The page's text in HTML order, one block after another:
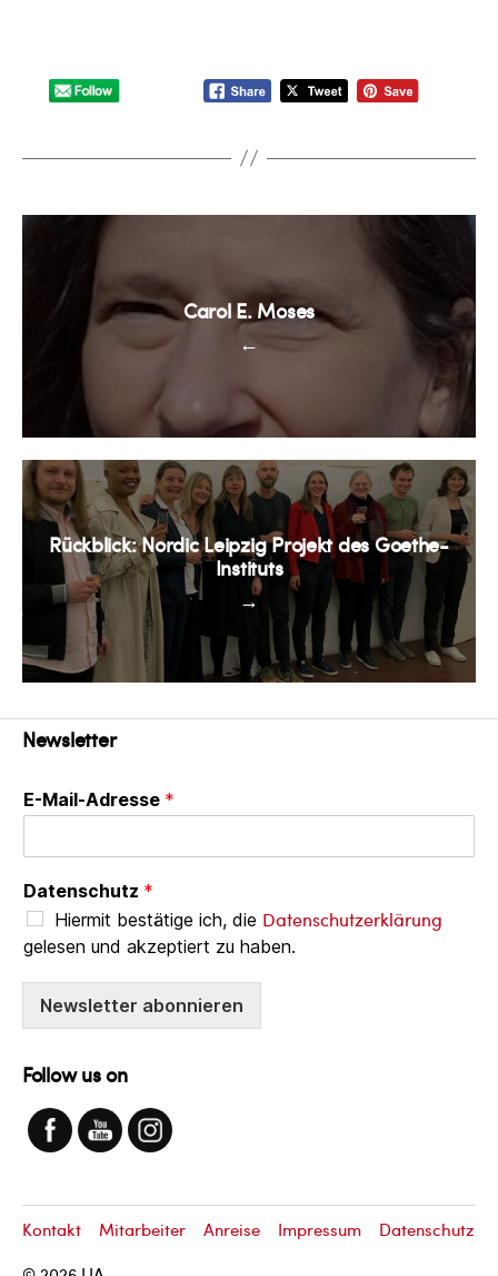
←
Carol E. Moses
→
Rückblick: Nordic Leipzig Projekt des Goethe-
Instituts
Newsletter
E-Mail-Adresse *
Datenschutz *
Hiermit bestätige ich, die Datenschutzerklärung
gelesen und akzeptiert zu haben.
Newsletter abonnieren
Follow us on
Kontakt Mitarbeiter Anreise Impressum Datenschutz